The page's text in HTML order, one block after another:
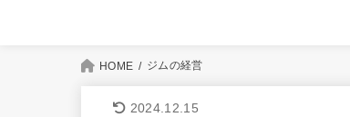
HOME ジムの経営
2024.12.15